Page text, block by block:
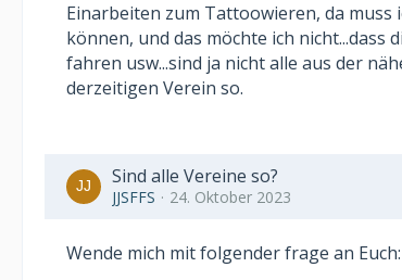
Einarbeiten zum Tattoowieren, da
können, und das möchte ich nicht...dass
fahren usw...sind ja nicht alle aus der
derzeitigen Verein so.
Sind alle Vereine so?
JJSFFS 24. Oktober 2023
Wende mich mit folgender frage an Euch: